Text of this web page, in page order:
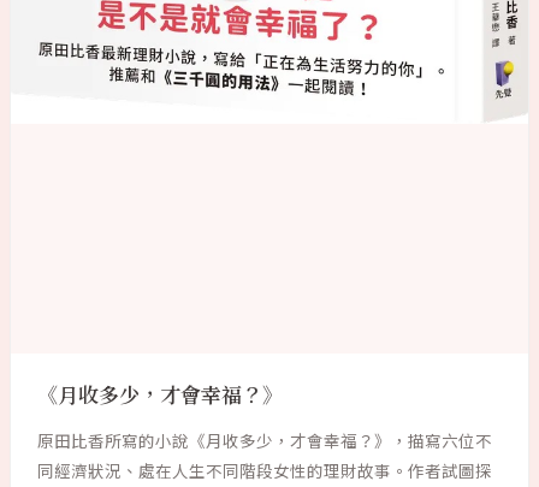
《月收多少，才會幸福？》
原田比香所寫的小說《月收多少，才會幸福？》，描寫六位不
同經濟狀況、處在人生不同階段女性的理財故事。作者試圖探